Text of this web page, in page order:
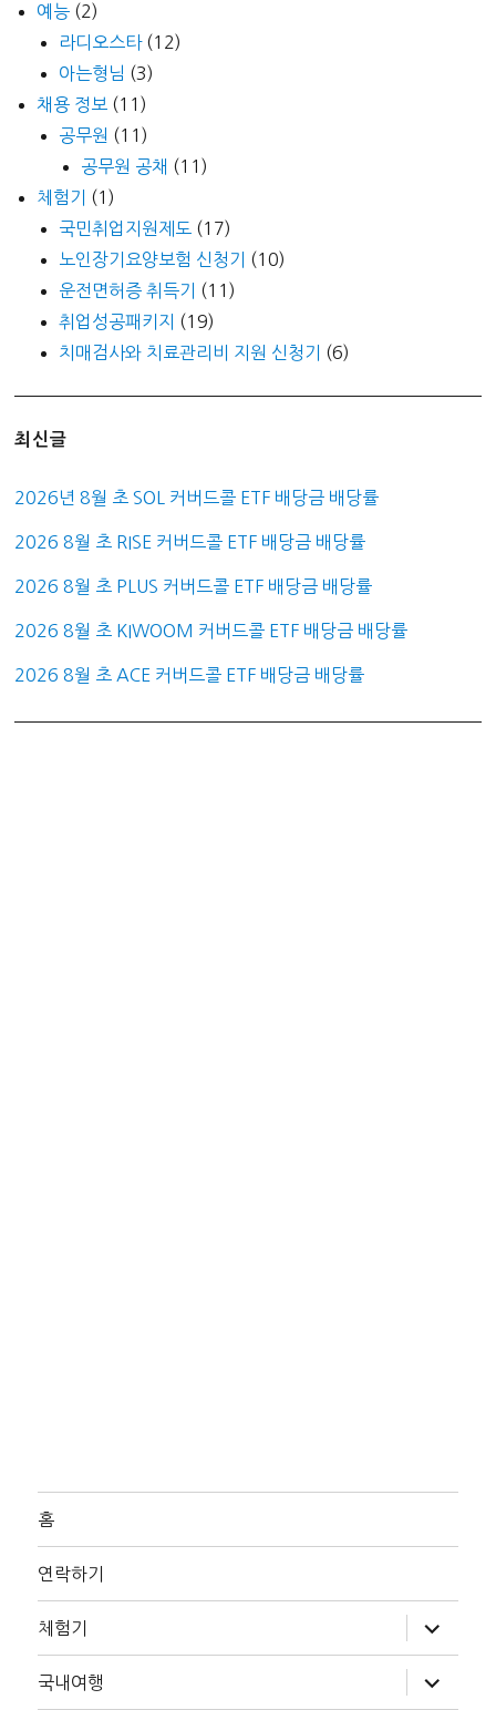
예능 (2)
라디오스타(12)
아는형님 (3)
채용 정보 (11)
공무원 (11)
공무원 공채 (11)
체험기
(1)
국민취업지원제도 (17)
노인장기요양보험 신청기
(10)
운전면허증 취득기
(11)
취업성공패키지
(19)
치매검사와 치료관리비 지원 신청기
(6)
최신글
2026년 8월 초 SOL 커버드콜 ETF 배당금 배당률
2026 8월 초 RISE 커버드콜 ETF 배당금 배당률
2026 8월 초 PLUS 커버드콜 ETF 배당금 배당률
2026 8월 초 KIWOOM 커버드콜 ETF 배당금 배당률
2026 8월 초 ACE 커버드콜 ETF 배당금 배당률
홈
연락하기
체험기
위
메
확
국내여행
위